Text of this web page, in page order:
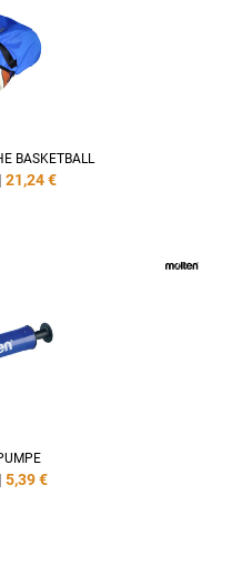
BASKETBALL
| 21,24€
| 5,39€